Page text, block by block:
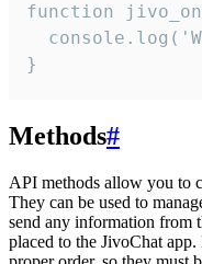
function
}
Methods#
API methods allow you to
They can be used to
send any information from
placed to the JivoChat